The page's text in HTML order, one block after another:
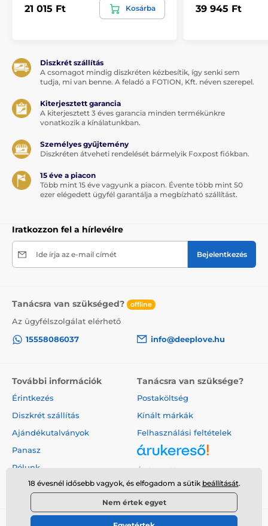
21 015 Ft Kosárba 39 945 Ft
Diszkrét szállítás
A csomagot mindig diszkréten kézbesítik, így senki sem
tudja, mi van benne. A feladó a FOTION, Kft. néven szerepel.
Kiterjesztett garancia
A kiterjesztett 3 éves garancia minden termékünkre
vonatkozik a kínálatunkban.
Személyes gyűjtemény
Diszkréten átveheti rendelését bármelyik Foxpost fiókban.
15 éve a piacon
Több mint 15 éve vagyunk a piacon. Évente több mint 50
ezer elégedett ügyfél garantálja a megbízható szállítást.
Iratkozzon fel a hírlevélre
Ide írja az e-mail címét Bejelentkezés
Tanácsra van szükséged? offline
Az ügyfélszolgálat elérhető
15558086037
info@deeplove.hu
További információk
Érintkezés
Diszkrét szállítás
Ajándékutalványok
Panasz
Rólunk
Tanácsra van szüksége?
Postaköltség
Kínált márkák
Felhasználási feltételek
Árukereső.hu
18 évesnél idősebb vagyok, és elfogadom a sütik beállítását.
Nem értek egyet